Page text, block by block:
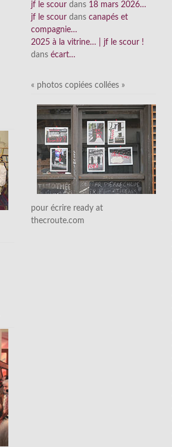
jf le scour dans 18 mars 2026…
jf le scour dans canapés et
compagnie…
2025 à la vitrine… | jf le scour !
dans écart…
« photos copiées collées »
pour écrire ready at
thecroute.com